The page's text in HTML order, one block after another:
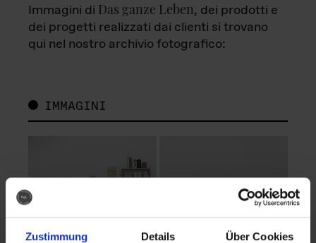
Zustimmung Details Über Cookies
Immagini di Das ganze Leben, dei prodotti e
dei progetti realizzati dai clienti si trovano
qui nel nostro archivio fotografico:
IMMAGINI